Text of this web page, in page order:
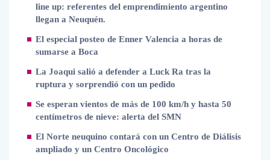
line up: referentes del emprendimiento argentino
llegan a Neuquén.
El especial posteo de Enner Valencia a horas de
sumarse a Boca
La Joaqui salió a defender a Luck Ra tras la
ruptura y sorprendió con un pedido
Se esperan vientos de más de 100 km/h y hasta 50
centímetros de nieve: alerta del SMN
El Norte neuquino contará con un Centro de Diálisis
ampliado y un Centro Oncológico